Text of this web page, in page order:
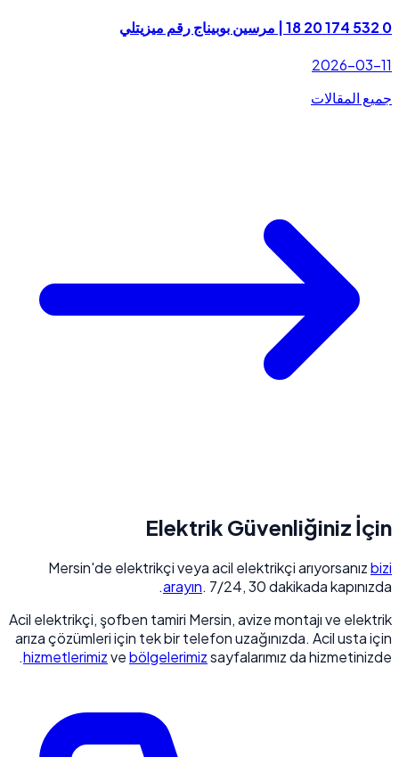
0 532 174 20 18 | مرسين بوبيناج رقم ميزيتلي
2026-03-11
جميع المقالات
Elektrik Güvenliğiniz İçin
Mersin'de elektrikçi veya acil elektrikçi arıyorsanızbizi
arayın. 7/24, 30 dakikada kapınızda.
Acil elektrikçi, şofben tamiri Mersin, avize montajı ve elektrik
arıza çözümleri için tek bir telefon uzağınızda. Acil usta için
hizmetlerimizvebölgelerimizsayfalarımız da hizmetinizde.